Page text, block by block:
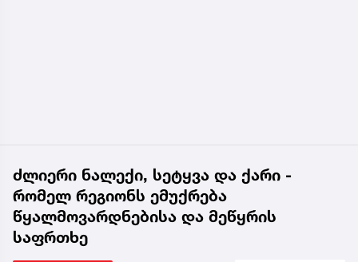
ძლიერი ნალექი, სეტყვა და ქარი -
რომელ რეგიონს ემუქრება
წყალმოვარდნებისა და მეწყრის
საფრთხე